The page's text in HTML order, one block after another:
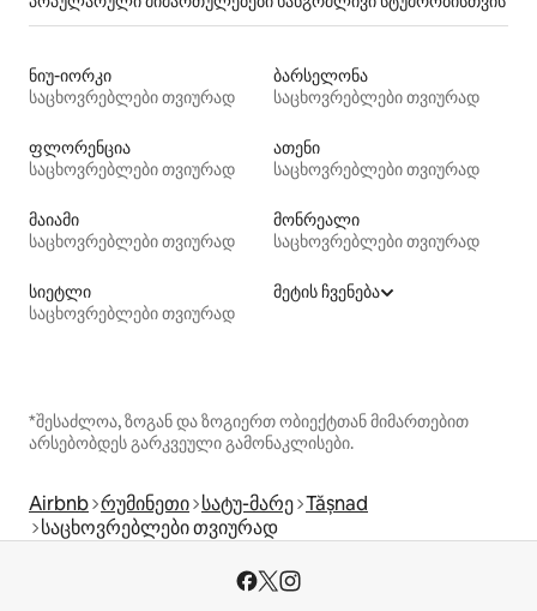
ნიუ-იორკი
საცხოვრებლები თვიურად
ბარსელონა
საცხოვრებლები თვიურად
ფლორენცია
საცხოვრებლები თვიურად
ათენი
საცხოვრებლები თვიურად
მაიამი
საცხოვრებლები თვიურად
მონრეალი
საცხოვრებლები თვიურად
სიეტლი
საცხოვრებლები თვიურად
მეტის ჩვენება
*შესაძლოა, ზოგან და ზოგიერთ ობიექტთან მიმართებით
არსებობდეს გარკვეული გამონაკლისები.
Airbnb რუმინეთი სატუ-მარე Tășnad
საცხოვრებლები თვიურად